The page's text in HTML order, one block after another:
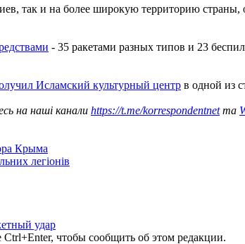
так и на более широкую территорию
- 35 ракетами разных типов и 23
Исламский культурный центр в одной из
на наші канали https://t.me/korrespondentnetта
Крыма
легіонів
удар
чтобы сообщить об этом редакции.